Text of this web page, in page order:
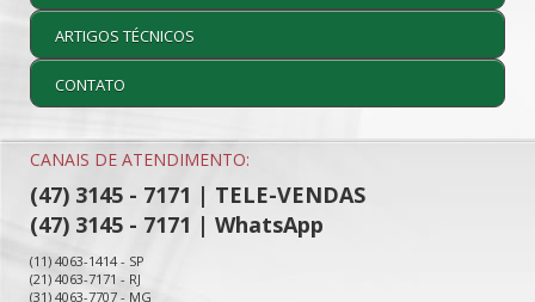
ARTIGOS TÉCNICOS
CONTATO
CANAIS DE ATENDIMENTO:
(47) 3145 - 7171 | TELE-VENDAS
(47) 3145 - 7171 | WhatsApp
(11) 4063-1414 - SP
(21) 4063-7171 - RJ
(31) 4063-7707 - MG